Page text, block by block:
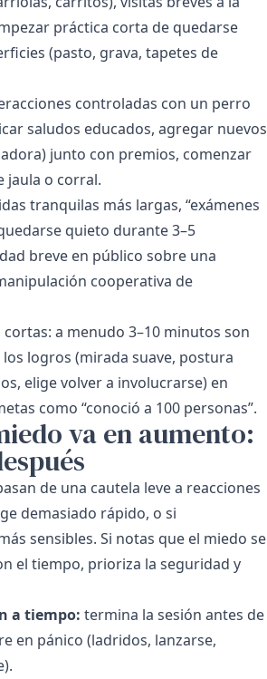
práctica corta de quedarse
(pasto, grava, tapetes de
controladas con un perro
saludos educados, agregar nuevos
junto con premios, comenzar
jaula o corral.
tranquilas más largas, “exámenes
quieto durante 3–5
breve en público sobre una
cooperativa de
a menudo 3–10 minutos son
logros (mirada suave, postura
elige volver a involucrarse) en
como “conoció a 100 personas”.
va en aumento:
de una cautela leve a reacciones
demasiado rápido, o si
sensibles. Si notas que el miedo se
el tiempo, prioriza la seguridad y
a tiempo: termina la sesión antes de
en pánico (ladridos, lanzarse,